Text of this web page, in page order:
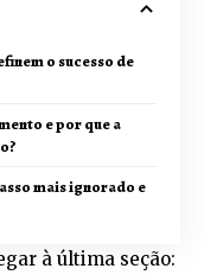
o sucesso de
e por que a
mais ignorado e
à última seção: